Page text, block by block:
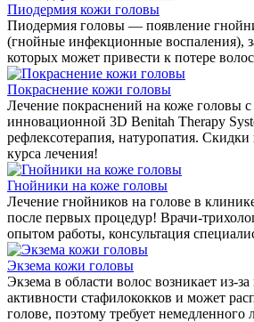
Пиодермия кожи головы
Пиодермия головы — появление
(гнойные инфекционные воспаления),
которых может привести к потере
Покраснение кожи головы
Лечение покраснений на коже головы
инновационной 3D Benitah Therapy
рефлексотерапия, натуропатия. Скидки
курса лечения!
Гнойники на коже головы
Лечение гнойников на голове в
после первых процедур! Врачи-
опытом работы, консультация
Экзема кожи головы
Экзема в области волос возникает из-
активности стафилококков и может
голове, поэтому требует немедленного